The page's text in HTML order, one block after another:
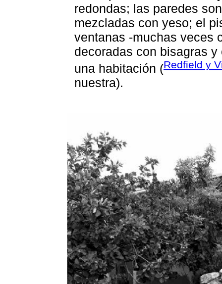
redondas; las paredes
mezcladas con yeso; el
ventanas -muchas veces
decoradas con bisagras
una habitación (Redfield y
nuestra).